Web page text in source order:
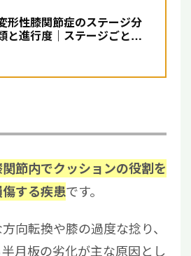
形性膝関節症のステージ分
と進行度｜ステージごとの
節内でクッションの役割を
する疾患です。
向転換や膝の過度な捻り、
月板の劣化が主な原因とし